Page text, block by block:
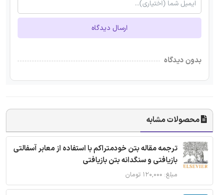
ارسال دیدگاه
بدون دیدگاه
محصولات مشابه
ترجمه مقاله بتن خودمتراکم با استفاده از معابر آسفالتی
بازیافتی و سنگدانه بتن بازیافتی
مبلغ: ۱۲۰,۰۰۰ تومان